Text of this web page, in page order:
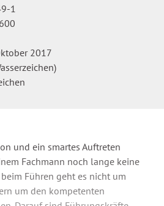
1
2017
und ein smartes Auftreten
Fachmann noch lange keine
Führen geht es nicht um
um den kompetenten